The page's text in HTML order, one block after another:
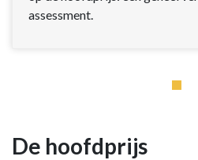
assessment.
De hoofdprijs